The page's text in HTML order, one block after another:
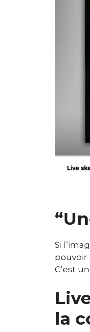
Si
pouvoir
C’est
la